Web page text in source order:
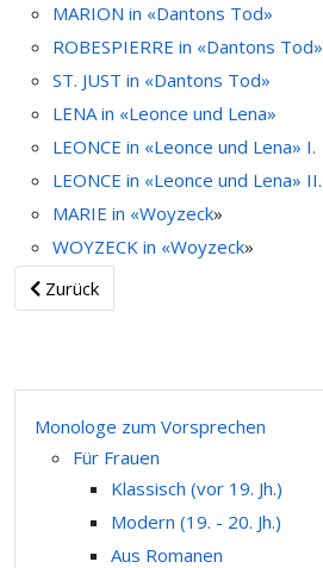
MARION in «Dantons Tod»
ROBESPIERRE in «Dantons Tod»
ST. JUST in «Dantons Tod»
LENA in «Leonce und Lena»
LEONCE in «Leonce und Lena» I.
LEONCE in «Leonce und Lena» II.
MARIE in «Woyzeck»
WOYZECK in «Woyzeck»
Zurück
Monologe zum Vorsprechen
Für Frauen
Klassisch (vor 19. Jh.)
Modern (19. - 20. Jh.)
Aus Romanen